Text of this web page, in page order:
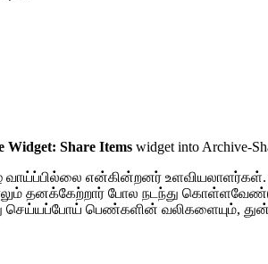
Widget: Share Items widget into Archive-
என்கின்றனர்
தனக்கேற்றார் போல நடந்து
செய்யப்போய் பெண்களின் வலிகளையும்,